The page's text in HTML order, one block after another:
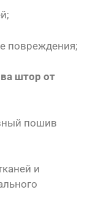
повреждения;
штор от
пошив
и